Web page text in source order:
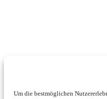
Um die bestmöglichen